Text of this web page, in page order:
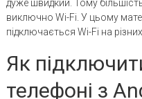
дуже швидкий. Тому
виключно Wi-Fi. У цьому
підключається Wi-Fi на
Як
телефоні з